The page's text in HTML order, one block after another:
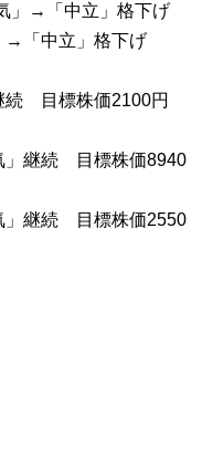
」→「中立」格下げ
→「中立」格下げ
続 目標株価2100円
」継続 目標株価8940
」継続 目標株価2550